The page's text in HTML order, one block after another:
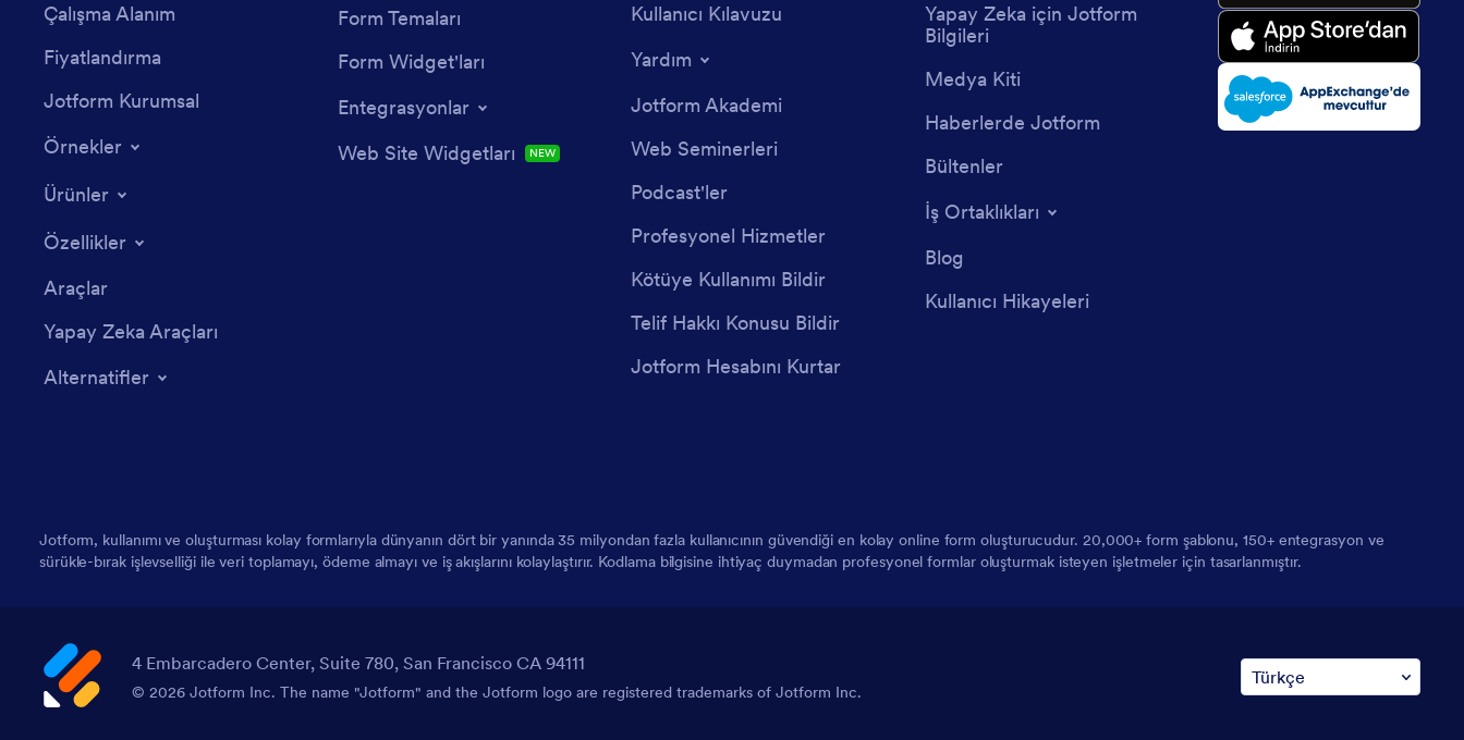
Çalışma Alanım
Fiyatlandırma
Jotform Kurumsal
Örnekler
Ürünler
Özellikler
Araçlar
Yapay Zeka Araçları
Alternatifler
Form Temaları
Form Widget'ları
Entegrasyonlar
Web Site Widgetları
NEW
Kullanıcı Kılavuzu
Yardım
Jotform Akademi
Web Seminerleri
Podcast'ler
Profesyonel Hizmetler
Kötüye Kullanımı Bildir
Telif Hakkı Konusu Bildir
Jotform Hesabını Kurtar
Yapay Zeka için Jotform
Bilgileri
Medya Kiti
Haberlerde Jotform
Bültenler
İş Ortaklıkları
Blog
Kullanıcı Hikayeleri
Jotform, kullanımı ve oluşturması kolay formlarıyla dünyanın dört bir yanında 35 milyondan fazla kullanıcının güvendiği en kolay online form oluşturucudur. 20,000+ form şablonu, 150+ entegrasyon ve
sürükle-bırak işlevselliği ile veri toplamayı, ödeme almayı ve iş akışlarını kolaylaştırır. Kodlama bilgisine ihtiyaç duymadan profesyonel formlar oluşturmak isteyen işletmeler için tasarlanmıştır.
4 Embarcadero Center, Suite 780, San Francisco CA 94111
© 2026 Jotform Inc. The name "Jotform" and the Jotform logo are registered trademarks of Jotform Inc.